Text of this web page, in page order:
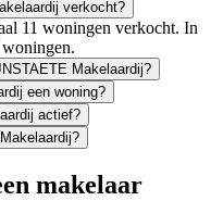
verkocht?
11 woningen verkocht. In
Makelaardij?
een woning?
actief?
makelaar